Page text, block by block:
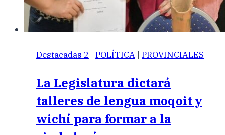
Destacadas 2 | POLÍTICA | PROVINCIALES
La Legislatura dictará
talleres de lengua moqoit y
wichí para formar a la